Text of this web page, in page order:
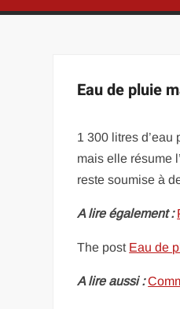
Eau de pluie
1 300 litres
mais elle résume
reste soumise à
A lire également :
The post Eau de
A lire aussi :